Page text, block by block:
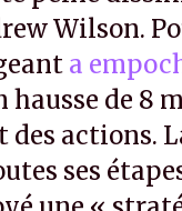
Wilson.
a
hausse de 8
des actions.
ses